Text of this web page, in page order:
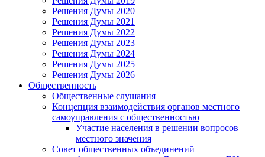
Решения Думы 2020
Решения Думы 2021
Решения Думы 2022
Решения Думы 2023
Решения Думы 2024
Решения Думы 2025
Решения Думы 2026
Общественность
Общественные слушания
Концепция взаимодействия органов местного
самоуправления с общественностью
Участие населения в решении вопросов
местного значения
Совет общественных объединений